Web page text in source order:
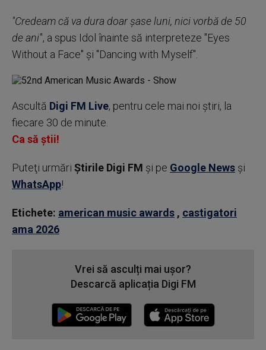
''Credeam că va dura doar şase luni, nici vorbă de 50
de ani'', a spus Idol înainte să interpreteze ''Eyes
Without a Face'' şi ''Dancing with Myself''.
Ascultă Digi FM Live, pentru cele mai noi știri, la
fiecare 30 de minute.
Ca să știi!
Puteţi urmări Știrile Digi FM şi pe Google News şi
WhatsApp!
Etichete: american music awards , castigatori
ama 2026
Vrei să asculți mai ușor?
Descarcă aplicația Digi FM